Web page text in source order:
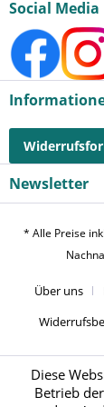
Social Media
Newsletter
* Alle Preise
Über uns
Diese
Betrieb